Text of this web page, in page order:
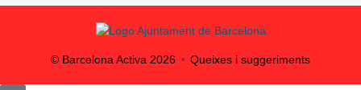
© Barcelona Activa 2026 Queixes i suggeriments